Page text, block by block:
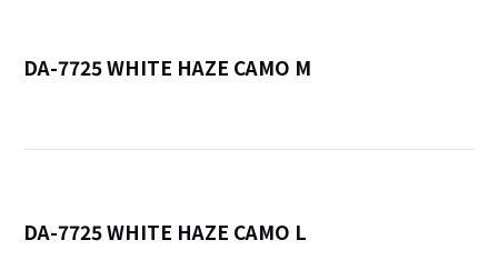
DA-7725 WHITE HAZE CAMO M
DA-7725 WHITE HAZE CAMO L